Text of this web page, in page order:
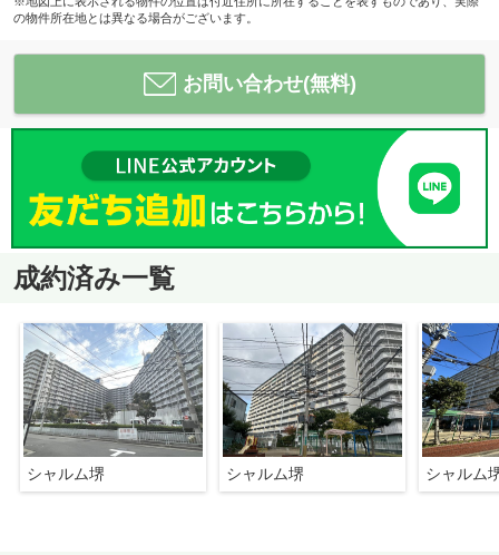
の物件所在地とは異なる場合がございます。
お問い合わせ(無料)
成約済み一覧
シャルム堺 シャルム堺 シャルム